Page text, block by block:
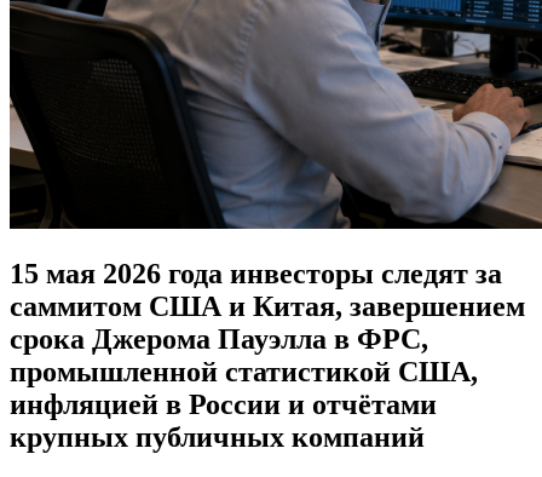
15 мая 2026 года инвесторы следят за
саммитом США и Китая, завершением
срока Джерома Пауэлла в ФРС,
промышленной статистикой США,
инфляцией в России и отчётами
крупных публичных компаний